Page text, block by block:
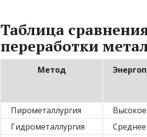
Таблица
переработки
Метод
Пирометаллургия
Высокое
Гидрометаллургия
Среднее